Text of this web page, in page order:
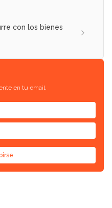
con los bienes
en tu email.